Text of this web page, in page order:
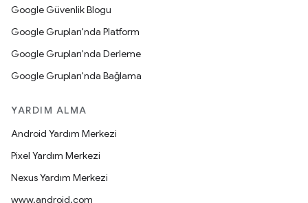
Google Güvenlik Blogu
Google Grupları'nda Platform
Google Grupları'nda Derleme
Google Grupları'nda Bağlama
YARDIM ALMA
Android Yardım Merkezi
Pixel Yardım Merkezi
Nexus Yardım Merkezi
www.android.com